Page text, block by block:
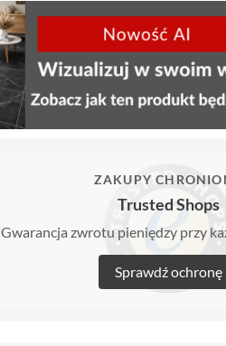
ZAKUPY
Trusted Shops
Gwarancja zwrotu pieniędzy przy
Sprawdź ochronę